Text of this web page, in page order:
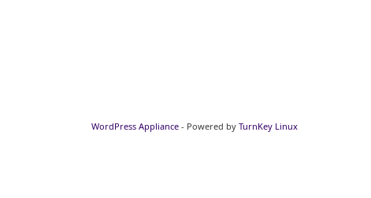
WordPress Appliance - Powered by TurnKey Linux